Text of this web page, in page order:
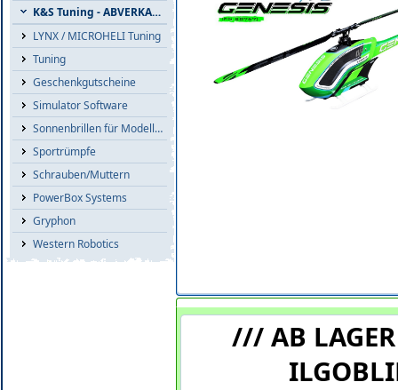
K&S Tuning - ABVERKAUF
LYNX / MICROHELI Tuning
Tuning
Geschenkgutscheine
Simulator Software
Sonnenbrillen für Modellflieger
Sportrümpfe
Schrauben/Muttern
PowerBox Systems
Gryphon
Western Robotics
/// AB LAGER